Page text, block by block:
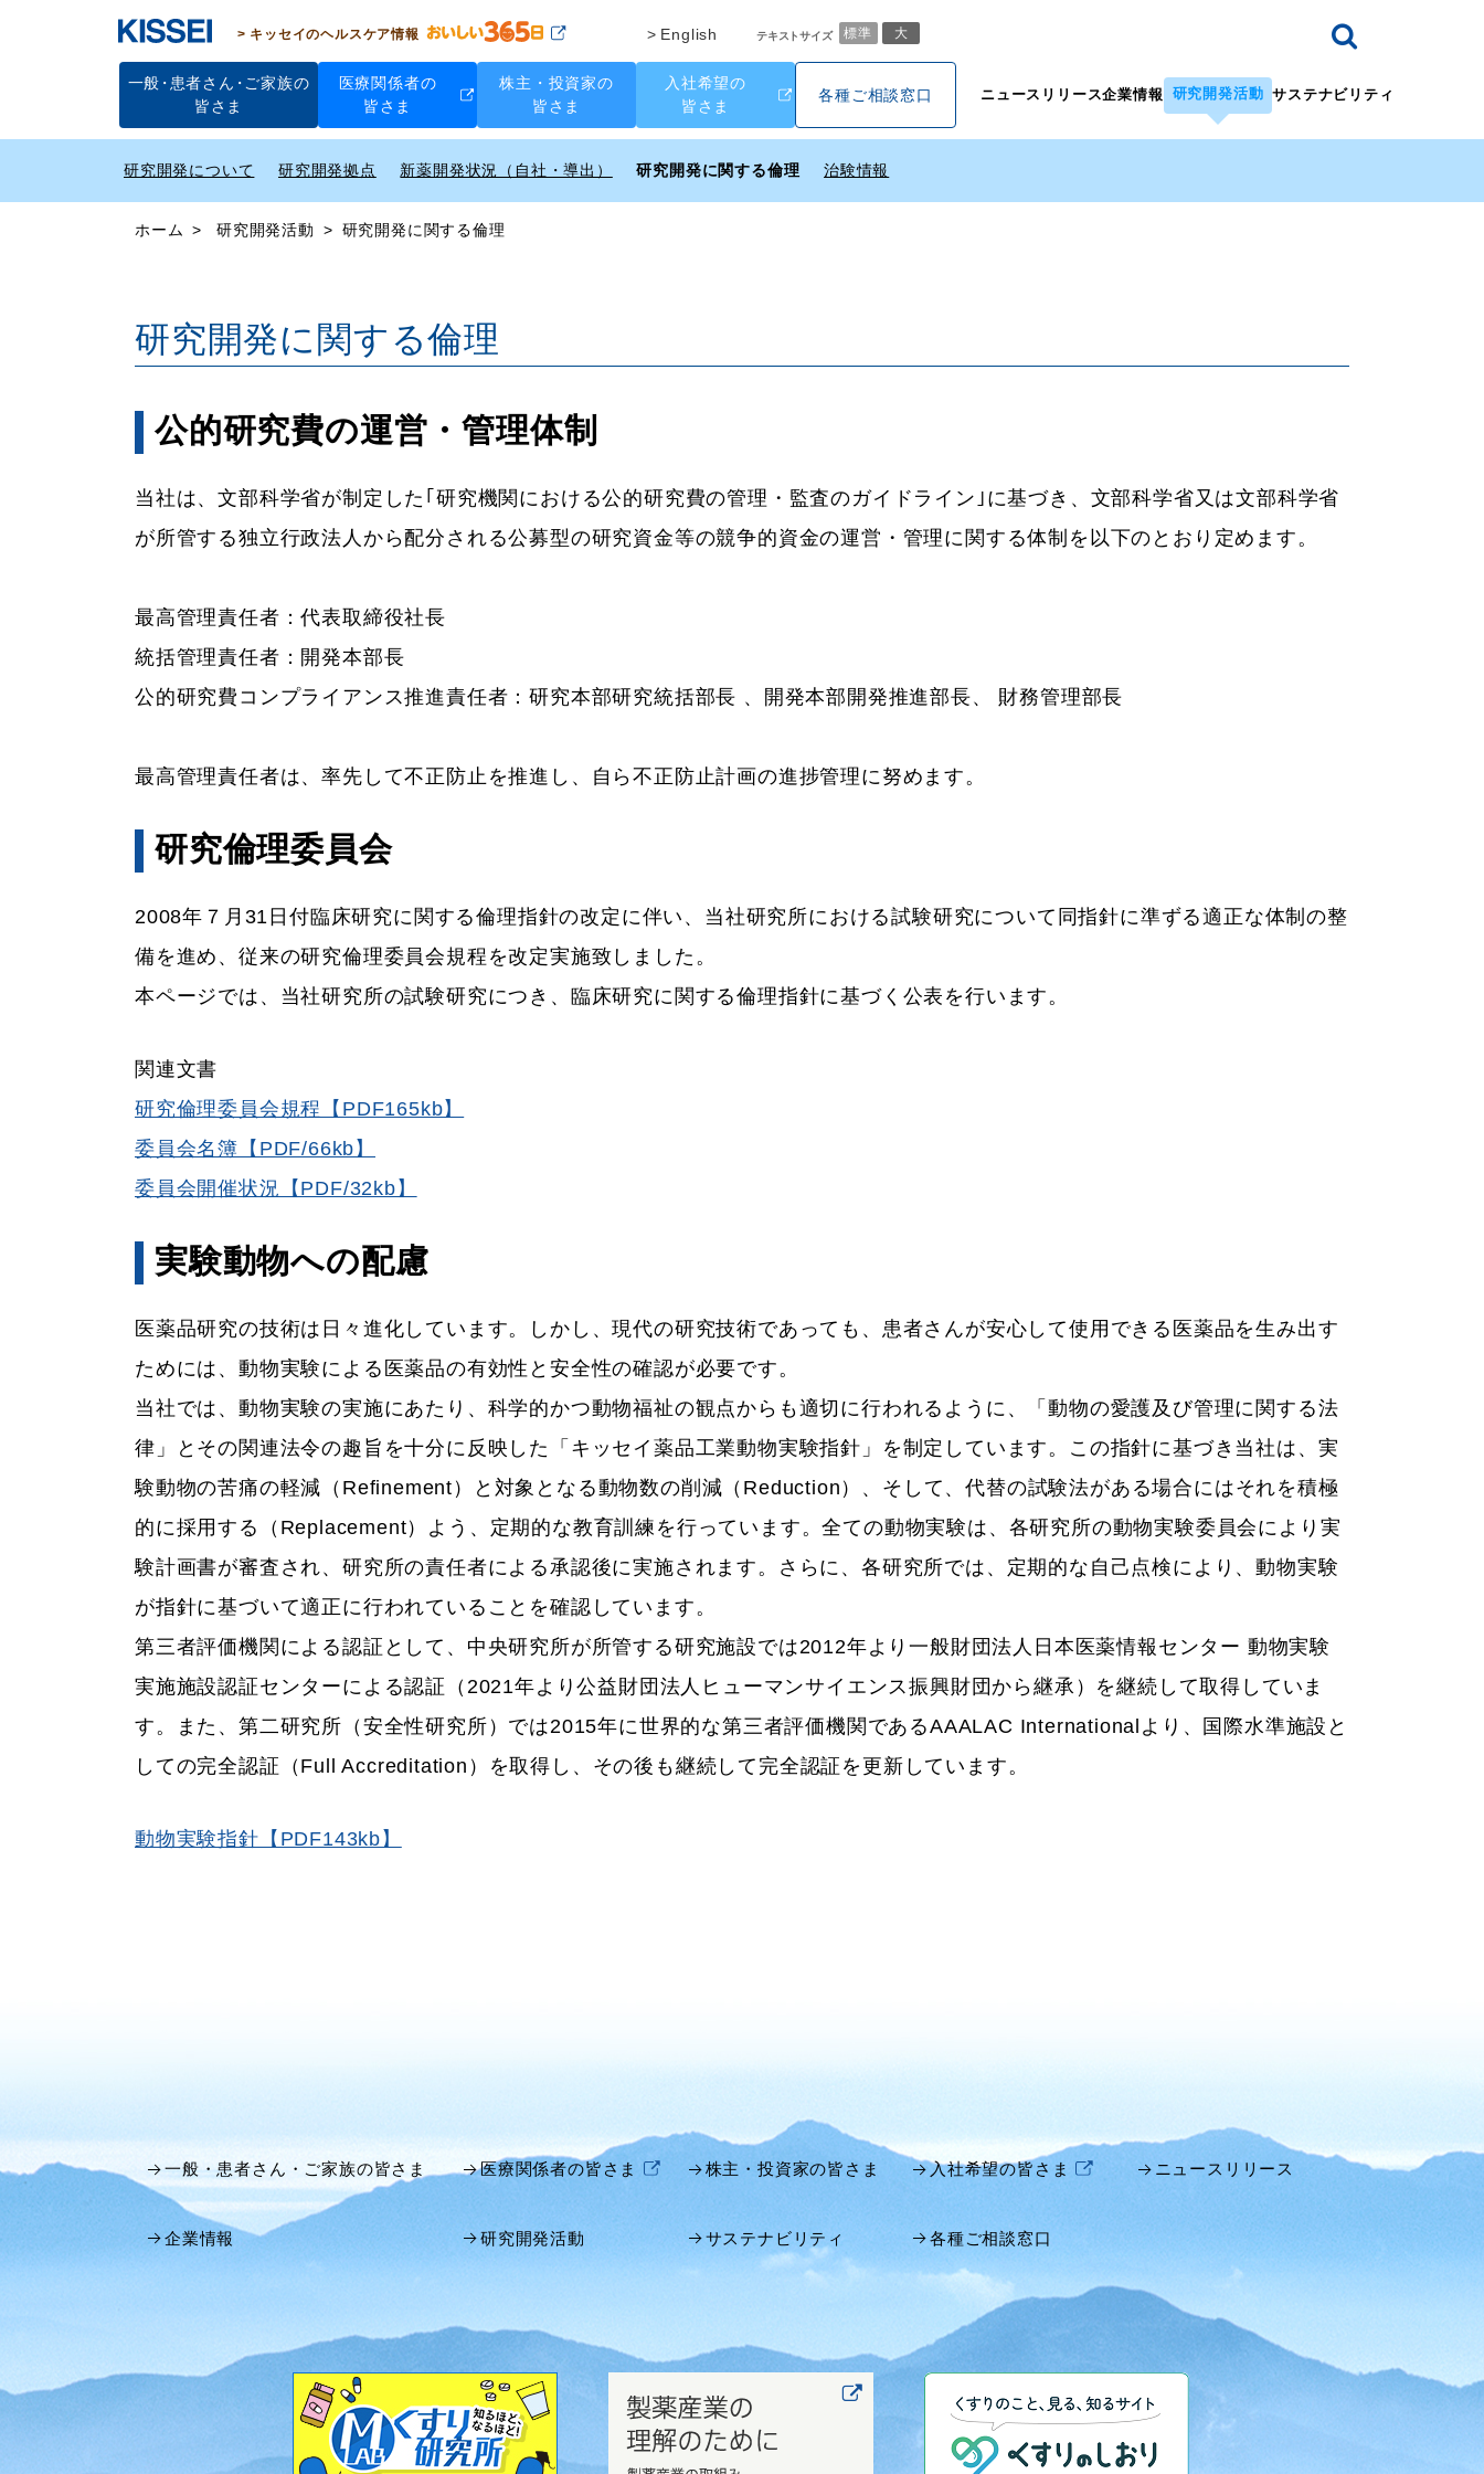
キッセイのヘルスケア情報 English テキストサイズ 標準 大
一般・患者さん・ご家族の
皆さま
医療関係者の
皆さま
株主・投資家の
皆さま
入社希望の
皆さま
各種ご相談窓口 ニュースリリース企業情報 研究開発活動 サステナビリティ
研究開発について 研究開発拠点 新薬開発状況（自社・導出） 研究開発に関する倫理 治験情報
ホーム 研究開発活動 研究開発に関する倫理
研究開発に関する倫理
公的研究費の運営・管理体制
当社は、文部科学省が制定した｢研究機関における公的研究費の管理・監査のガイドライン｣に基づき、文部科学省又は文部科学省
が所管する独立行政法人から配分される公募型の研究資金等の競争的資金の運営・管理に関する体制を以下のとおり定めます。
最高管理責任者：代表取締役社長
統括管理責任者：開発本部長
公的研究費コンプライアンス推進責任者：研究本部研究統括部長 、開発本部開発推進部長、 財務管理部長
最高管理責任者は、率先して不正防止を推進し、自ら不正防止計画の進捗管理に努めます。
研究倫理委員会
2008年７月31日付臨床研究に関する倫理指針の改定に伴い、当社研究所における試験研究について同指針に準ずる適正な体制の整
備を進め、従来の研究倫理委員会規程を改定実施致しました。
本ページでは、当社研究所の試験研究につき、臨床研究に関する倫理指針に基づく公表を行います。
関連文書
研究倫理委員会規程【PDF165kb】
委員会名簿【PDF/66kb】
委員会開催状況【PDF/32kb】
実験動物への配慮
医薬品研究の技術は日々進化しています。しかし、現代の研究技術であっても、患者さんが安心して使用できる医薬品を生み出す
ためには、動物実験による医薬品の有効性と安全性の確認が必要です。
当社では、動物実験の実施にあたり、科学的かつ動物福祉の観点からも適切に行われるように、「動物の愛護及び管理に関する法
律」とその関連法令の趣旨を十分に反映した「キッセイ薬品工業動物実験指針」を制定しています。この指針に基づき当社は、実
験動物の苦痛の軽減（Refinement）と対象となる動物数の削減（Reduction）、そして、代替の試験法がある場合にはそれを積極
的に採用する（Replacement）よう、定期的な教育訓練を行っています。全ての動物実験は、各研究所の動物実験委員会により実
験計画書が審査され、研究所の責任者による承認後に実施されます。さらに、各研究所では、定期的な自己点検により、動物実験
が指針に基づいて適正に行われていることを確認しています。
第三者評価機関による認証として、中央研究所が所管する研究施設では2012年より一般財団法人日本医薬情報センター 動物実験
実施施設認証センターによる認証（2021年より公益財団法人ヒューマンサイエンス振興財団から継承）を継続して取得していま
す。また、第二研究所（安全性研究所）では2015年に世界的な第三者評価機関であるAAALAC Internationalより、国際水準施設と
しての完全認証（Full Accreditation）を取得し、その後も継続して完全認証を更新しています。
動物実験指針【PDF143kb】
一般・患者さん・ご家族の皆さま 医療関係者の皆さま 株主・投資家の皆さま 入社希望の皆さま ニュースリリース
企業情報 研究開発活動 サステナビリティ 各種ご相談窓口